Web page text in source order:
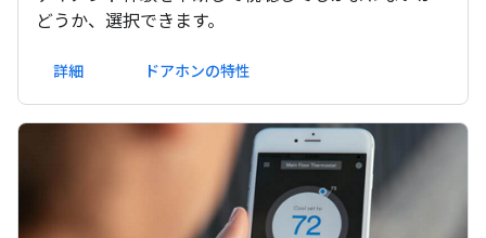
どうか、選択できます。
詳細 ドアホンの特性